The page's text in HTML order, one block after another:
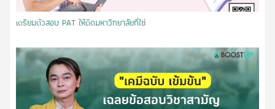
เตรียมตัวสอบ PAT ให้ติดมหาวิทยาลัยที่ใช่